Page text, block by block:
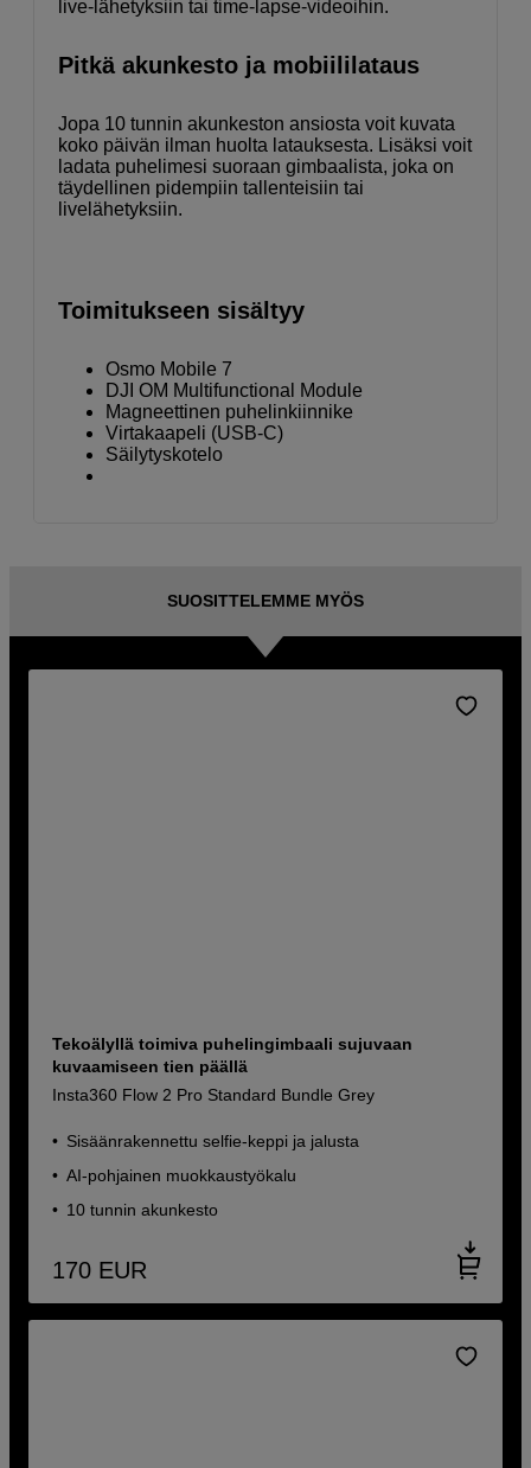
live-lähetyksiin tai time-lapse-videoihin.
Pitkä akunkesto ja mobiililataus
Jopa 10 tunnin akunkeston ansiosta voit kuvata
koko päivän ilman huolta latauksesta. Lisäksi voit
ladata puhelimesi suoraan gimbaalista, joka on
täydellinen pidempiin tallenteisiin tai
livelähetyksiin.
Toimitukseen sisältyy
Osmo Mobile 7
DJI OM Multifunctional Module
Magneettinen puhelinkiinnike
Virtakaapeli (USB-C)
Säilytyskotelo
SUOSITTELEMME MYÖS
Tekoälyllä toimiva puhelingimbaali sujuvaan
kuvaamiseen tien päällä
Insta360 Flow 2 Pro Standard Bundle Grey
Sisäänrakennettu selfie-keppi ja jalusta
AI-pohjainen muokkaustyökalu
10 tunnin akunkesto
170 EUR